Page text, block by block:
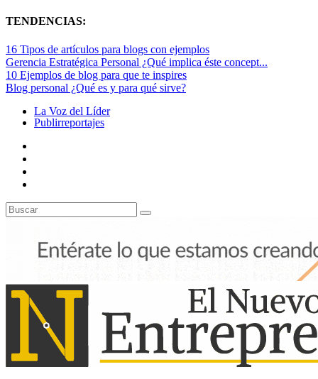
TENDENCIAS:
16 Tipos de artículos para blogs con ejemplos
Gerencia Estratégica Personal ¿Qué implica éste concept...
10 Ejemplos de blog para que te inspires
Blog personal ¿Qué es y para qué sirve?
La Voz del Líder
Publirreportajes